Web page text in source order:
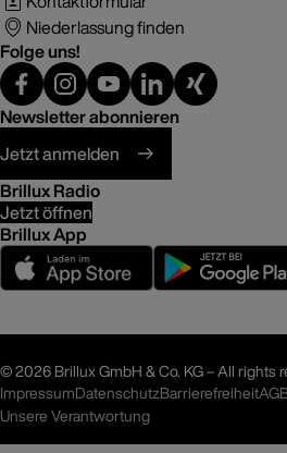
Niederlassung finden
Folge uns!
Newsletter abonnieren
Jetzt anmelden
Brillux Radio
Jetzt öffnen
Brillux App
©2026 Brillux GmbH & Co. KG – All rights
ImpressumDatenschutzBarrierefreiheit
Unsere Verantwortung